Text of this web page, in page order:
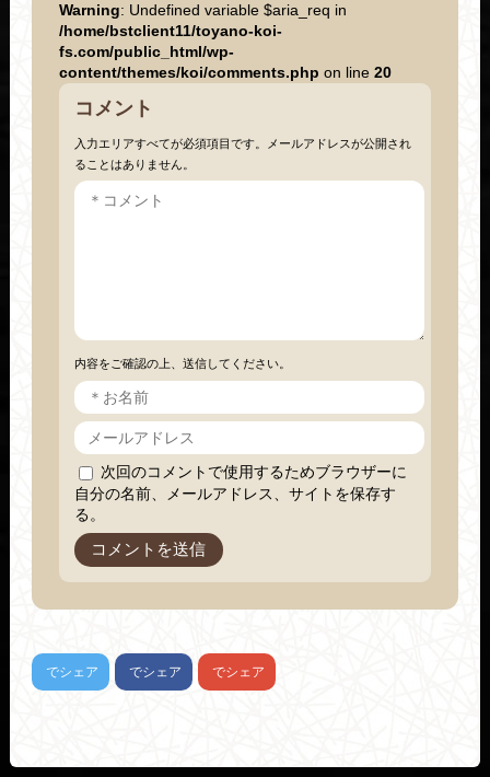
Warning: Undefined variable $aria_req in
/home/bstclient11/toyano-koi-
fs.com/public_html/wp-
content/themes/koi/comments.php on line 20
コメント
入力エリアすべてが必須項目です。メールアドレスが公開され
ることはありません。
内容をご確認の上、送信してください。
次回のコメントで使用するためブラウザーに
自分の名前、メールアドレス、サイトを保存す
る。
でシェア でシェア でシェア